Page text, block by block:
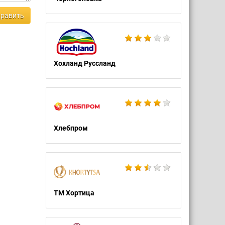
Хохланд Руссланд
Хлебпром
ТМ Хортица